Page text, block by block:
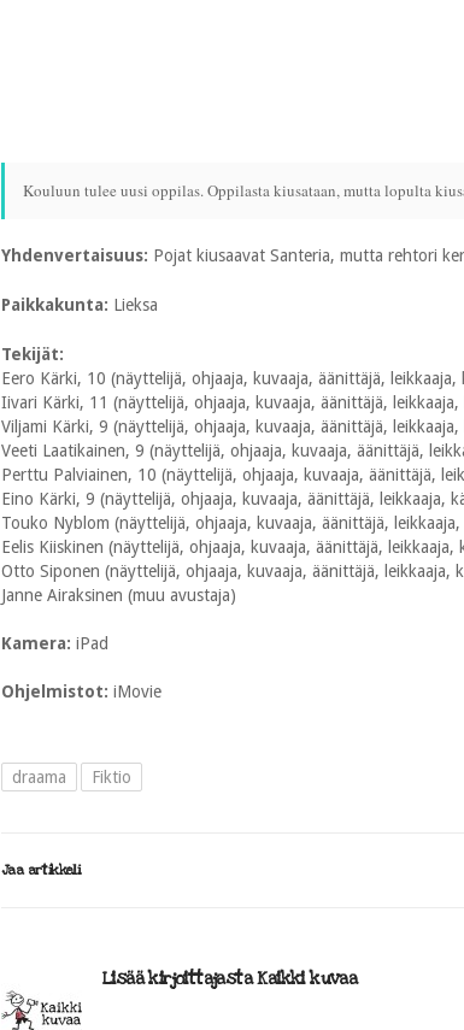
Kouluun tulee uusi oppilas. Oppilasta kiusataan, mutta lopulta
Yhdenvertaisuus: Pojat kiusaavat Santeria, mutta rehtori
Paikkakunta: Lieksa
Tekijät:
Eero Kärki, 10 (näyttelijä, ohjaaja, kuvaaja, äänittäjä, leikkaaja,
Iivari Kärki, 11 (näyttelijä, ohjaaja, kuvaaja, äänittäjä,
Viljami Kärki, 9 (näyttelijä, ohjaaja, kuvaaja, äänittäjä,
Veeti Laatikainen, 9 (näyttelijä, ohjaaja, kuvaaja, äänittäjä,
Perttu Palviainen, 10 (näyttelijä, ohjaaja, kuvaaja, äänittäjä,
Eino Kärki, 9 (näyttelijä, ohjaaja, kuvaaja, äänittäjä, leikkaaja,
Touko Nyblom (näyttelijä, ohjaaja, kuvaaja, äänittäjä,
Eelis Kiiskinen (näyttelijä, ohjaaja, kuvaaja, äänittäjä, leikkaaja,
Otto Siponen (näyttelijä, ohjaaja, kuvaaja, äänittäjä, leikkaaja,
Janne Airaksinen (muu avustaja)
Kamera: iPad
Ohjelmistot: iMovie
draama Fiktio
Jaa artikkeli
Lisää kirjoittajasta Kaikki kuvaa